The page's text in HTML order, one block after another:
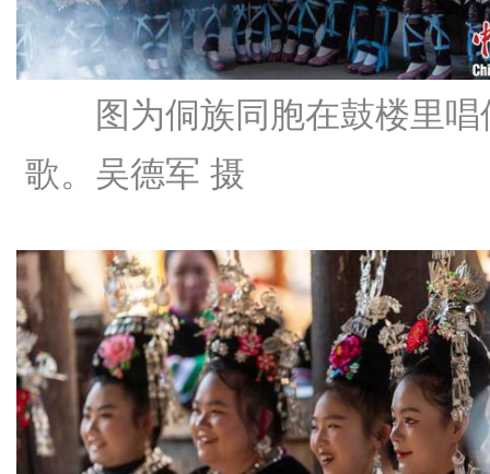
图为侗族同胞在鼓楼里唱
歌。吴德军 摄